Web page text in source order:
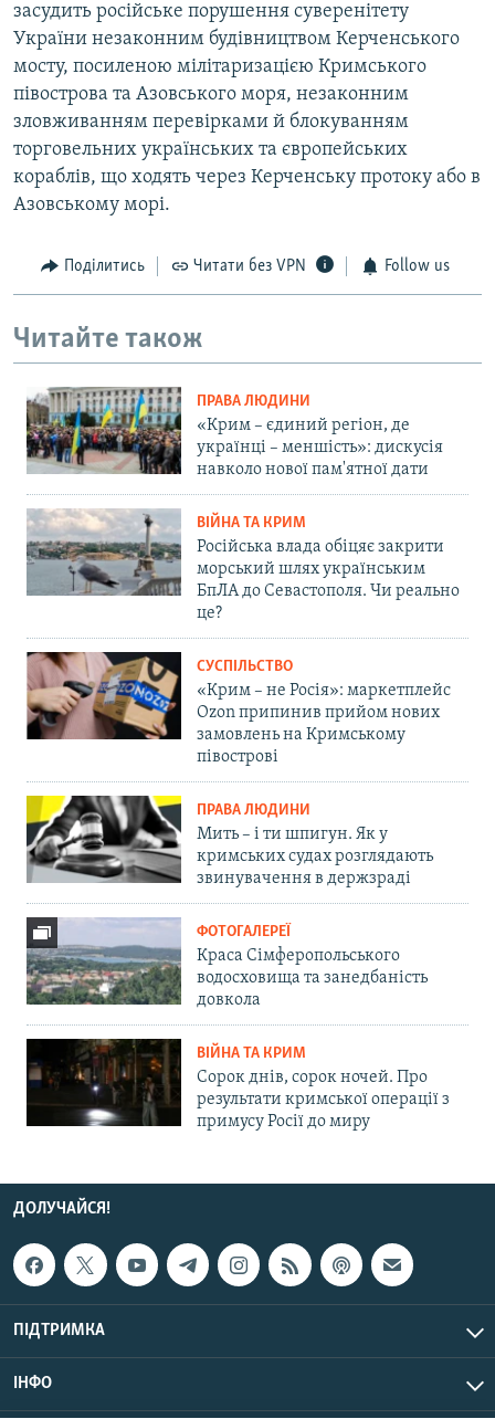
засудить російське порушення суверенітету
України незаконним будівництвом Керченського
мосту, посиленою мілітаризацією Кримського
півострова та Азовського моря, незаконним
зловживанням перевірками й блокуванням
торговельних українських та європейських
кораблів, що ходять через Керченську протоку або в
Азовському морі.
Поділитись Читати без VPN Follow us
Читайте також
ПРАВА ЛЮДИНИ
«Крим – єдиний регіон, де
українці – меншість»: дискусія
навколо нової пам'ятної дати
ВІЙНА ТА КРИМ
Російська влада обіцяє закрити
морський шлях українським
БпЛА до Севастополя. Чи реально
це?
СУСПІЛЬСТВО
«Крим – не Росія»: маркетплейс
Ozon припинив прийом нових
замовлень на Кримському
півострові
ПРАВА ЛЮДИНИ
Мить – і ти шпигун. Як у
кримських судах розглядають
звинувачення в держзраді
ФОТОГАЛЕРЕЇ
Краса Сімферопольського
водосховища та занедбаність
довкола
ВІЙНА ТА КРИМ
Сорок днів, сорок ночей. Про
результати кримської операції з
примусу Росії до миру
ДОЛУЧАЙСЯ!
ПІДТРИМКА
ІНФО